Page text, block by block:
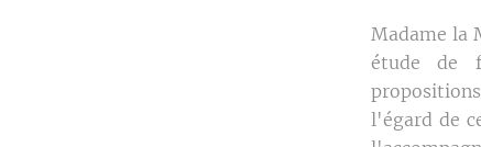
Madame la
étude de
l'égard de